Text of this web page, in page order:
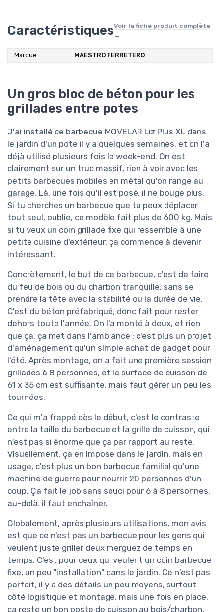
CaractéristiquesVoir la fiche produit complète
→
Marque MAESTRO FERRETERO
Un gros bloc de béton pour les
grillades entre potes
J'ai installé ce barbecue MOVELAR Liz Plus XL dans
le jardin d'un pote il y a quelques semaines, et on l'a
déjà utilisé plusieurs fois le week-end. On est
clairement sur un truc massif, rien à voir avec les
petits barbecues mobiles en métal qu'on range au
garage. Là, une fois qu'il est posé, il ne bouge plus.
Si tu cherches un barbecue que tu peux déplacer
tout seul, oublie, ce modèle fait plus de 600 kg. Mais
si tu veux un coin grillade fixe qui ressemble à une
petite cuisine d'extérieur, ça commence à devenir
intéressant.
Concrètement, le but de ce barbecue, c'est de faire
du feu de bois ou du charbon tranquille, sans se
prendre la tête avec la stabilité ou la durée de vie.
C'est du béton préfabriqué, donc fait pour rester
dehors toute l'année. On l'a monté à deux, et rien
que ça, ça met dans l'ambiance : c'est plus un projet
d'aménagement qu'un simple achat de gadget pour
l'été. Après montage, on a fait une première session
grillades à 8 personnes, et la surface de cuisson de
61 x 35 cm est suffisante, mais faut gérer un peu les
tournées.
Ce qui m'a frappé dès le début, c'est le contraste
entre la taille du barbecue et la grille de cuisson, qui
n'est pas si énorme que ça par rapport au reste.
Visuellement, ça en impose dans le jardin, mais en
usage, c'est plus un bon barbecue familial qu'une
machine de guerre pour nourrir 20 personnes d'un
coup. Ça fait le job sans souci pour 6 à 8 personnes,
au-delà, il faut enchaîner.
Globalement, après plusieurs utilisations, mon avis
est que ce n'est pas un barbecue pour les gens qui
veulent juste griller deux merguez de temps en
temps. C'est pour ceux qui veulent un coin barbecue
fixe, un peu "installation" dans le jardin. Ce n'est pas
parfait, il y a des détails un peu moyens, surtout
côté logistique et montage, mais une fois en place,
ça reste un bon poste de cuisson au bois/charbon,